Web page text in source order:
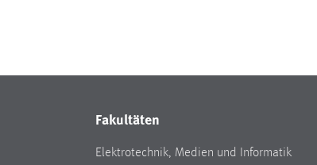
Fakultäten
Elektrotechnik, Medien und Informatik